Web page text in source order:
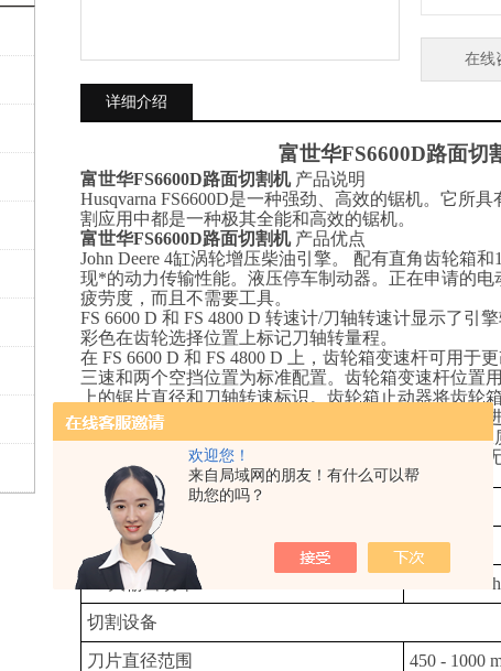
欢迎您！
来自局域网的朋友！有什么可以帮
助您的吗？
在线
详细介绍
富世华FS6600D路面切
富世华FS6600D路面切割机 产品说明
Husqvarna FS6600D是一种强劲、高效的锯机。它所具
割应用中都是一种极其全能和高效的锯机。
富世华FS6600D路面切割机 产品优点
John Deere 4缸涡轮增压柴油引擎。 配有直角齿轮箱和
现*的动力传输性能。液压停车制动器。正在申请的
疲劳度，而且不需要工具。
FS 6600 D 和 FS 4800 D 转速计/刀轴转速计显示了引
彩色在齿轮选择位置上标记刀轴转量程。
在 FS 6600 D 和 FS 4800 D
上，齿轮箱变速杆可用于
三速和两个空挡位置为标准配置。齿轮箱变速杆位置
上的锯片直径和刀轴转速标识。齿轮箱止动器将齿轮
正在申请的电动轨道系统使操作员可以在切割过程中
可实现至少500小时的保养周期并提供1000小时的有限
创新型流体静力驱动系统配有平衡双马达驱动系统。
富世华FS6600D路面切割机产品参数
引擎
引擎制造商 John Deere
zui大输出功率 49 kW / 66
切割设备
刀片直径范围 450 - 1000